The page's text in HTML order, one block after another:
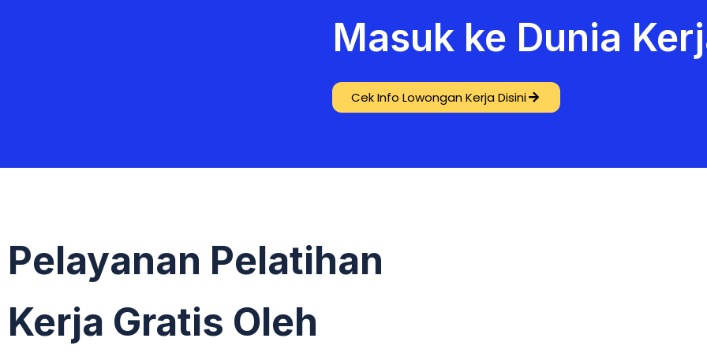
Masuk ke Dunia
Cek Info Lowongan Kerja Disini
Pelayanan Pelatihan
Kerja Gratis Oleh